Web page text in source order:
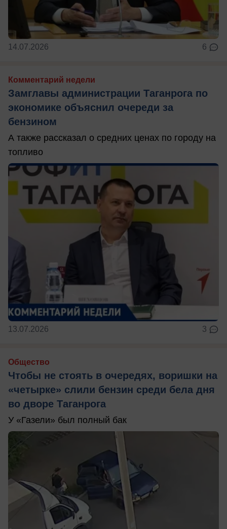
14.07.2026 6
Комментарий недели
Замглавы администрации Таганрога по
экономике объяснил очереди за
бензином
А также рассказал о средних ценах по городу на
топливо
13.07.2026 3
Общество
Чтобы не стоять в очередях, воришки на
«четырке» слили бензин среди бела дня
во дворе Таганрога
У «Газели» был полный бак